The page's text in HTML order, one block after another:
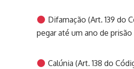
Difamação (Art. 139 do
pegar até um ano de
Calúnia (Art. 138 do